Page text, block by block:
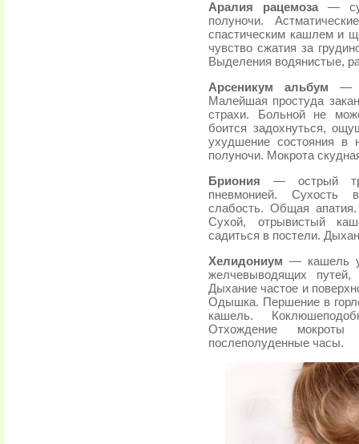
Аралия рацемоза—
полуночи.
спастическим кашлем и
чувство сжатия за
Выделения водянистые,
Арсеникум альбум —
Малейшая простуда
страхи. Больной не
боится задохнуться,
ухудшение состояния в
полуночи. Мокрота
Бриония — острый
пневмонией. Сухость
слабость. Общая
Сухой, отрывистый
садиться в постели.
Хелидониум — кашель
желчевыводящих
Дыхание частое и
Одышка. Першение в
кашель.
Отхождение
послеполуденные часы.